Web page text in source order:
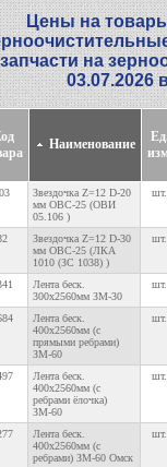
Цены на
запчасти на
03.07.2026
Наименование
Звездочка Z=12 D-20
мм ОВС-25 (ОВИ
05.106 )
шт.
Звездочка Z=12 D-30
мм ОВС-25 (ЛКА
1010 (ЗС 1038) )
шт.
Лента беск.
300х2560мм ЗМ-30
шт.
Лента беск.
400х2560мм (с
прямыми ребрами)
ЗМ-60
шт.
Лента беск.
400х2560мм (с
ребрами ёлочка)
ЗМ-60
шт.
Лента беск.
400х2560мм (с
ребрами) ЗМ-60 Омск
шт.